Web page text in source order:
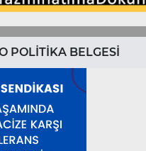
POLİTİKA BELGESİ